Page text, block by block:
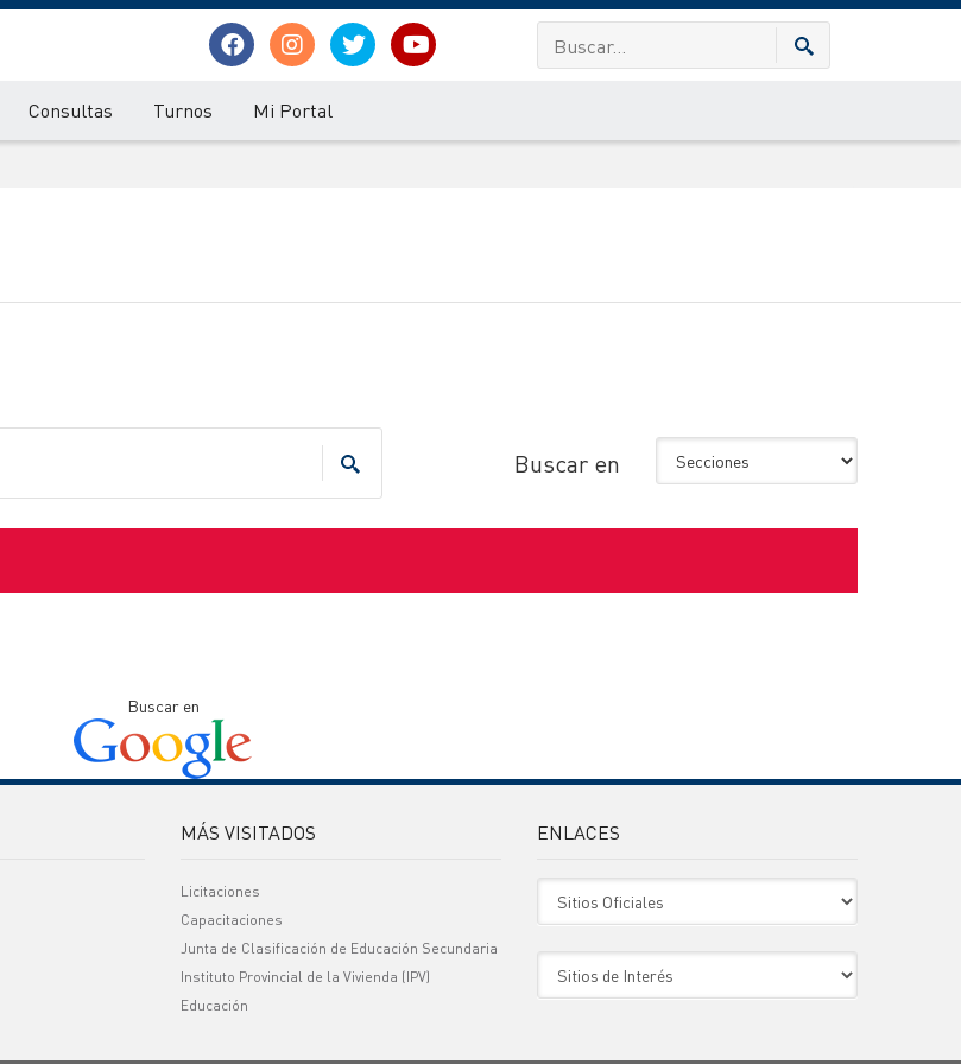
Consultas Turnos Mi Portal
Buscar en
Buscar en
MÁS VISITADOS
Licitaciones
Capacitaciones
Junta de Clasificación de Educación Secundaria
Instituto Provincial de la Vivienda (IPV)
Educación
ENLACES